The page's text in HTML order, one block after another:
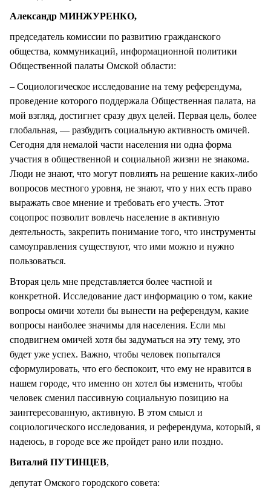
Александр МИНЖУРЕНКО,
председатель комиссии по развитию гражданского
общества, коммуникаций, информационной политики
Общественной палаты Омской области:
– Социологическое исследование на тему референдума,
проведение которого поддержала Общественная палата, на
мой взгляд, достигнет сразу двух целей. Первая цель, более
глобальная, — разбудить социальную активность омичей.
Сегодня для немалой части населения ни одна форма
участия в общественной и социальной жизни не знакома.
Люди не знают, что могут повлиять на решение каких-либо
вопросов местного уровня, не знают, что у них есть право
выражать свое мнение и требовать его учесть. Этот
соцопрос позволит вовлечь население в активную
деятельность, закрепить понимание того, что инструменты
самоуправления существуют, что ими можно и нужно
пользоваться.
Вторая цель мне представляется более частной и
конкретной. Исследование даст информацию о том, какие
вопросы омичи хотели бы вынести на референдум, какие
вопросы наиболее значимы для населения. Если мы
сподвигнем омичей хотя бы задуматься на эту тему, это
будет уже успех. Важно, чтобы человек попытался
сформулировать, что его беспокоит, что ему не нравится в
нашем городе, что именно он хотел бы изменить, чтобы
человек сменил пассивную социальную позицию на
заинтересованную, активную. В этом смысл и
социологического исследования, и референдума, который, я
надеюсь, в городе все же пройдет рано или поздно.
Виталий ПУТИНЦЕВ,
депутат Омского городского совета: